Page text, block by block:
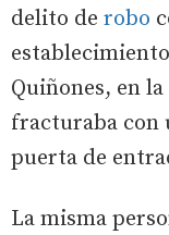
delito de robo
Quiñones, en
fracturaba con
puerta de
La misma